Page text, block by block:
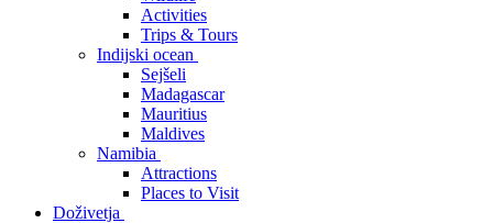
Activities
Trips & Tours
Indijski ocean
Sejšeli
Madagascar
Mauritius
Maldives
Namibia
Attractions
Places to Visit
Doživetja